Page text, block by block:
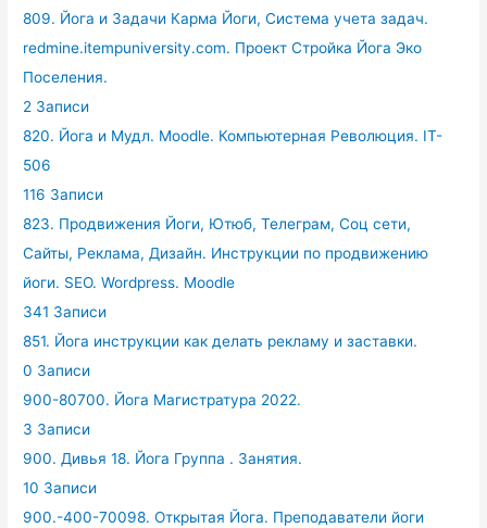
809. Йога и Задачи Карма Йоги, Система учета задач.
redmine.itempuniversity.com. Проект Стройка Йога Эко
Поселения.
2 Записи
820. Йога и Мудл. Moodle. Компьютерная Революция. IT-
506
116 Записи
823. Продвижения Йоги, Ютюб, Телеграм, Соц сети,
Сайты, Реклама, Дизайн. Инструкции по продвижению
йоги. SEO. Wordpress. Moodle
341 Записи
851. Йога инструкции как делать рекламу и заставки.
0 Записи
900-80700. Йога Магистратура 2022.
3 Записи
900. Дивья 18. Йога Группа . Занятия.
10 Записи
900.-400-70098. Открытая Йога. Преподаватели йоги